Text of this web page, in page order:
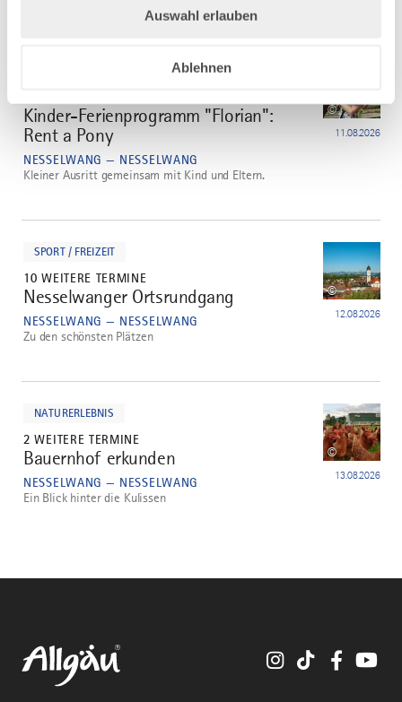
Auswahl erlauben
Ablehnen
3
Kinder-Ferienprogramm "Florian":
Rent a Pony
NESSELWANG — NESSELWANG
11.08.2026
©
Kleiner Ausritt gemeinsam mit Kind und Eltern.
SPORT / FREIZEIT
10 WEITERE TERMINE
4
Nesselwanger Ortsrundgang
NESSELWANG — NESSELWANG 12.08.2026
©
Zu den schönsten Plätzen
NATURERLEBNIS
2 WEITERE TERMINE
5
Bauernhof erkunden
NESSELWANG — NESSELWANG 13.08.2026
©
Ein Blick hinter die Kulissen
InstagramTikTok